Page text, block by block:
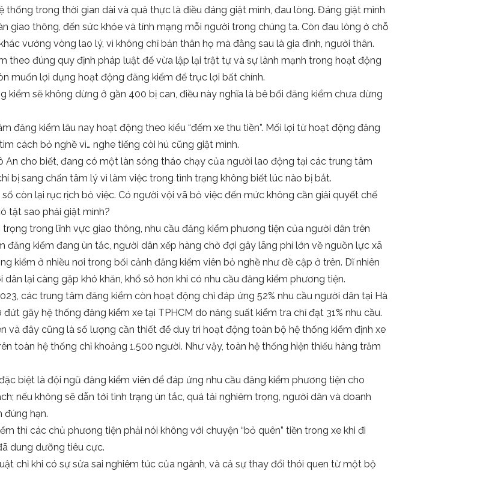
thống trong thời gian dài và quả thực là điều đáng giật mình, đau lòng. Đáng giật mình
giao thông, đến sức khỏe và tính mạng mỗi người trong chúng ta. Còn đau lòng ở chỗ
vướng vòng lao lý, vì không chỉ bản thân họ mà đằng sau là gia đình, người thân.
theo đúng quy định pháp luật để vừa lập lại trật tự và sự lành mạnh trong hoạt động
muốn lợi dụng hoạt động đăng kiểm để trục lợi bất chính.
kiểm sẽ không dừng ở gần 400 bị can, điều này nghĩa là bê bối đăng kiểm chưa dừng
đăng kiểm lâu nay hoạt động theo kiểu “đếm xe thu tiền”. Mối lợi từ hoạt động đăng
cách bỏ nghề vì… nghe tiếng còi hú cũng giật mình.
An cho biết, đang có một làn sóng tháo chạy của người lao động tại các trung tâm
bị sang chấn tâm lý vì làm việc trong tình trạng không biết lúc nào bị bắt.
còn lại rục rịch bỏ việc. Có người vội vã bỏ việc đến mức không cần giải quyết chế
tật sao phải giật mình?
trong lĩnh vực giao thông, nhu cầu đăng kiểm phương tiện của người dân trên
kiểm đang ùn tắc, người dân xếp hàng chờ đợi gây lãng phí lớn về nguồn lực xã
kiểm ở nhiều nơi trong bối cảnh đăng kiểm viên bỏ nghề như đề cập ở trên. Dĩ nhiên
lại càng gặp khó khăn, khổ sở hơn khi có nhu cầu đăng kiểm phương tiện.
các trung tâm đăng kiểm còn hoạt động chỉ đáp ứng 52% nhu cầu người dân tại Hà
gãy hệ thống đăng kiểm xe tại TPHCM do năng suất kiểm tra chỉ đạt 31% nhu cầu.
và đây cũng là số lượng cần thiết để duy trì hoạt động toàn bộ hệ thống kiểm định xe
toàn hệ thống chỉ khoảng 1.500 người. Như vậy, toàn hệ thống hiện thiếu hàng trăm
biệt là đội ngũ đăng kiểm viên để đáp ứng nhu cầu đăng kiểm phương tiện cho
nếu không sẽ dẫn tới tình trạng ùn tắc, quá tải nghiêm trọng, người dân và doanh
đúng hạn.
thì các chủ phương tiện phải nói không với chuyện “bỏ quên” tiền trong xe khi đi
dung dưỡng tiêu cực.
chỉ khi có sự sửa sai nghiêm túc của ngành, và cả sự thay đổi thói quen từ một bộ